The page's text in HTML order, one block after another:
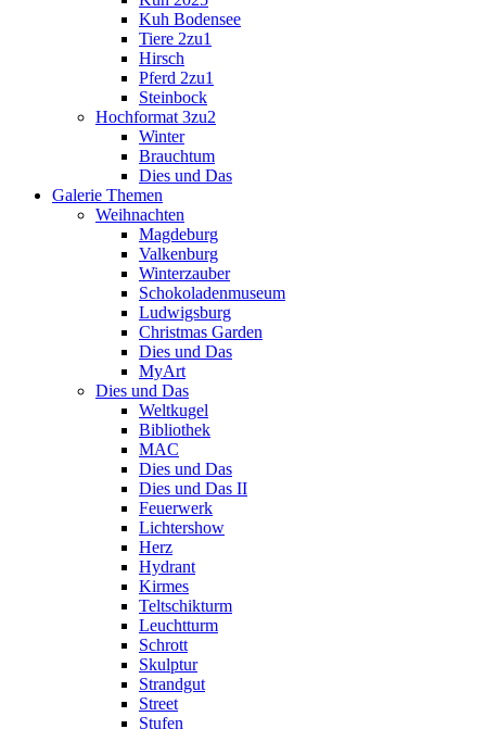
Kuh Bodensee
Tiere 2zu1
Hirsch
Pferd 2zu1
Steinbock
Hochformat 3zu2
Winter
Brauchtum
Dies und Das
Galerie Themen
Weihnachten
Magdeburg
Valkenburg
Winterzauber
Schokoladenmuseum
Ludwigsburg
Christmas Garden
Dies und Das
MyArt
Dies und Das
Weltkugel
Bibliothek
MAC
Dies und Das
Dies und Das II
Feuerwerk
Lichtershow
Herz
Hydrant
Kirmes
Teltschikturm
Leuchtturm
Schrott
Skulptur
Strandgut
Street
Stufen